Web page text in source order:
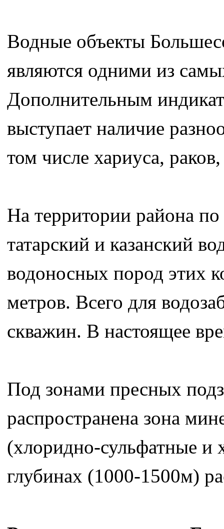
Водные объекты
являются одними из
Дополнительным
выступает наличие
том числе хариуса,
На территории района
татарский и казанский
водоносных пород этих
метров. Всего для
скважин. В настоящее
Под зонами пресных
распространена зона
(хлоридно-сульфатные и
глубинах (1000-1500м)